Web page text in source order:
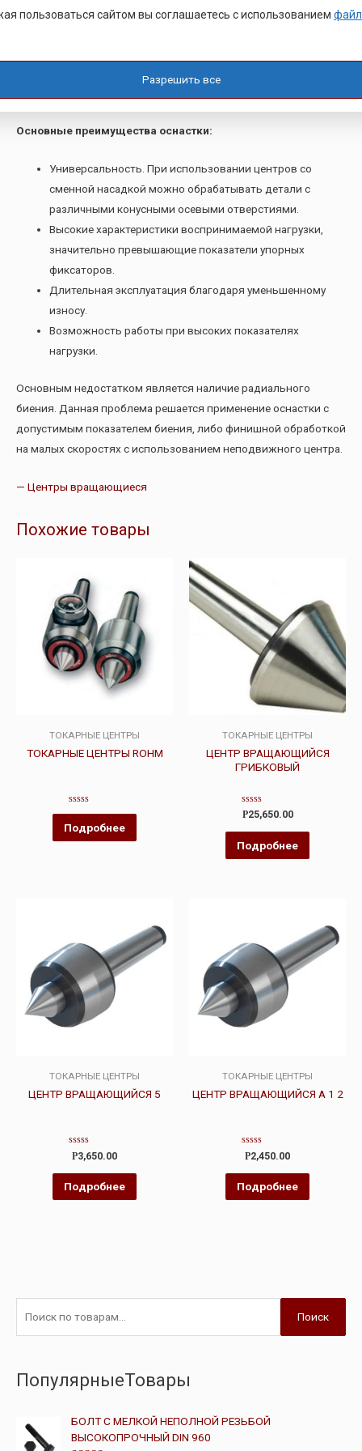
этой скорости начинается процесс повышенного износа
Основные преимущества оснастки:
Универсальность. При использовании центров со
сменной насадкой можно обрабатывать детали с
различными конусными осевыми отверстиями.
Высокие характеристики воспринимаемой нагрузки,
значительно превышающие показатели упорных
фиксаторов.
Длительная эксплуатация благодаря уменьшенному
износу.
Возможность работы при высоких показателях
нагрузки.
Основным недостатком является наличие радиального
биения. Данная проблема решается применение оснастки с
допустимым показателем биения, либо финишной обработкой
на малых скоростях с использованием неподвижного центра.
— Центры вращающиеся
Похожие товары
ТОКАРНЫЕ ЦЕНТРЫ
ТОКАРНЫЕ ЦЕНТРЫ ROHM
Оценка
из
5
Подробнее
ТОКАРНЫЕ ЦЕНТРЫ
ЦЕНТР ВРАЩАЮЩИЙСЯ
ГРИБКОВЫЙ
Оценка
из
Р25,650.00
Подробнее
ТОКАРНЫЕ ЦЕНТРЫ
ЦЕНТР ВРАЩАЮЩИЙСЯ 5
Оценка
0
из
Р3,650.00
Подробнее
ТОКАРНЫЕ ЦЕНТРЫ
ЦЕНТР ВРАЩАЮЩИЙСЯ А 1 2
Оценка
0
из
Р2,450.00
Подробнее
Поиск
ПопулярныеТовары
БОЛТ С МЕЛКОЙ НЕПОЛНОЙ РЕЗЬБОЙ
ВЫСОКОПРОЧНЫЙ DIN 960
пользоваться сайтом вы соглашаетесь с использованием
Разрешить все